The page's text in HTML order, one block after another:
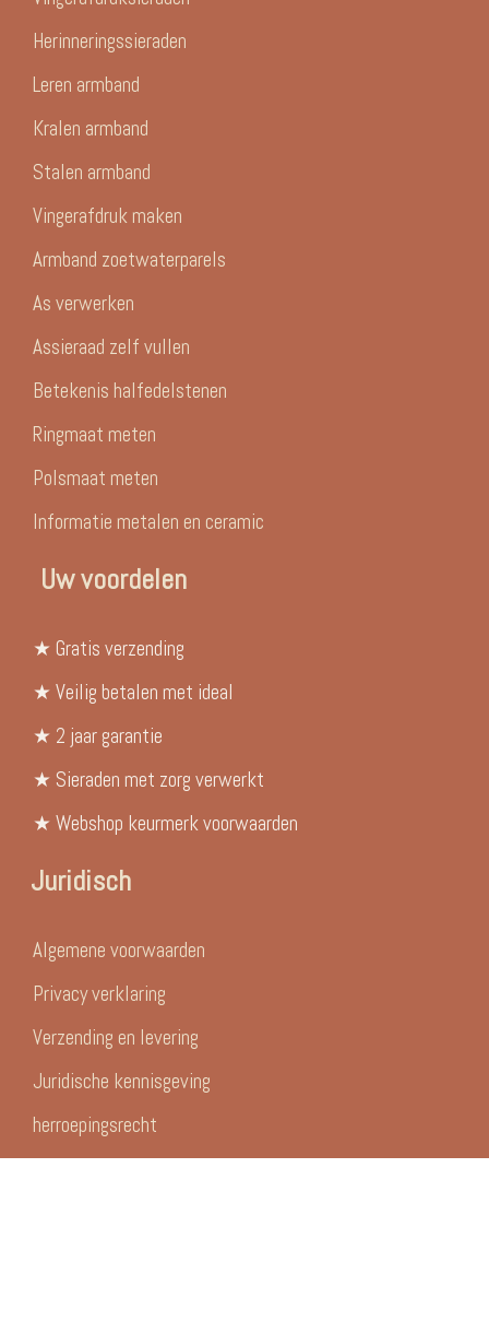
Herinneringssieraden
Leren armband
Kralen armband
Stalen armband
Vingerafdruk maken
Armband zoetwaterparels
As verwerken
Assieraad zelf vullen
Betekenis halfedelstenen
Ringmaat meten
Polsmaat meten
Informatie metalen en ceramic
Uw voordelen
★ Gratis verzending
★ Veilig betalen met ideal
★ 2 jaar garantie
★ Sieraden met zorg verwerkt
★ Webshop keurmerk voorwaarden
Juridisch
Algemene voorwaarden
Privacy verklaring
Verzending en levering
Juridische kennisgeving
herroepingsrecht